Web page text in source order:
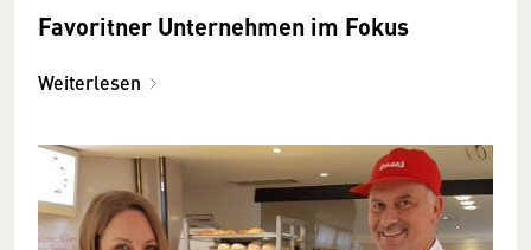
Favoritner Unternehmen im Fokus
Weiterlesen